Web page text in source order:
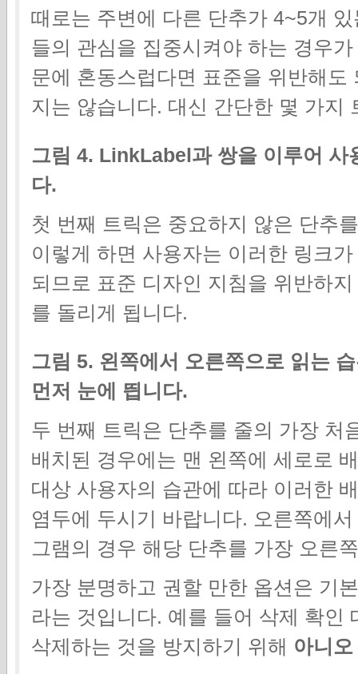
때로는 주변에 다른 단추가 4~5개
들의 관심을 집중시켜야 하는 경우
문에 혼동스럽다면 표준을 위반해
지는 않습니다. 대신 간단한 몇 가지
그림 4. LinkLabel과 쌍을 이루어 사
다.
첫 번째 트릭은 중요하지 않은 단추
이렇게 하면 사용자는 이러한 링크
되므로 표준 디자인 지침을 위반하
를 돌리게 됩니다.
그림 5. 왼쪽에서 오른쪽으로 읽는
먼저 눈에 띕니다.
두 번째 트릭은 단추를 줄의 가장 처
배치된 경우에는 맨 왼쪽에 세로로
대상 사용자의 습관에 따라 이러한
염두에 두시기 바랍니다. 오른쪽에
그램의 경우 해당 단추를 가장 오른
가장 분명하고 권할 만한 옵션은 기
라는 것입니다. 예를 들어 삭제 확인
삭제하는 것을 방지하기 위해 아니오